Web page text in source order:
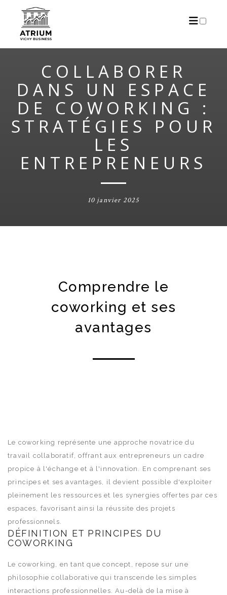
COLLABORER
DANS UN ESPACE
DE COWORKING :
STRATÉGIES POUR
LES
ENTREPRENEURS
10 janvier 2025
Comprendre le
coworking et ses
avantages
Le coworking représente une approche novatrice du
travail collaboratif, offrant aux entrepreneurs un cadre
propice à l'échange et à l'innovation. En comprenant ses
principes et ses avantages, il devient possible d'exploiter
pleinement les ressources et les synergies offertes par ces
espaces, favorisant ainsi la réussite des projets
professionnels.
DÉFINITION ET PRINCIPES DU
COWORKING
Le coworking, en tant que concept, repose sur une
philosophie collaborative qui transcende les simples
interactions professionnelles. Au-delà de la mise à